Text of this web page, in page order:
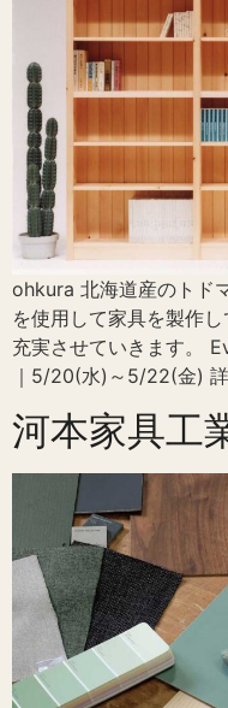
ohkura 北海道産のトド
を使用して家具を製作
充実させていきます。
｜5/20(水)～5/22(金)
河本家具工